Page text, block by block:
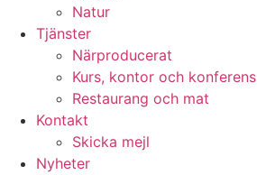
Natur
Tjänster
Närproducerat
Kurs, kontor och konferens
Restaurang och mat
Kontakt
Skicka mejl
Nyheter